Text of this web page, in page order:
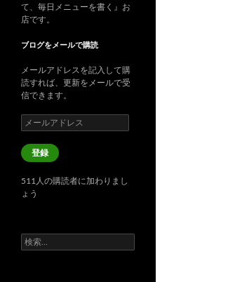
て、毎日メニューを書く』お
店です。
ブログをメールで購読
メールアドレスを記入して購
読すれば、更新をメールで受
信できます。
メ
ー
ル
ア
レ
ス
登録
511人の購読者に加わりまし
ょう
検
索: